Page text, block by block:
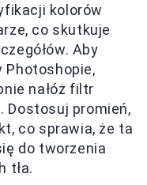
kolorów
co skutkuje
Aby
nałóż filtr
Dostosuj promień,
co sprawia, że ta
do tworzenia
tła.